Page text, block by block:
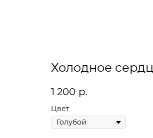
Холодное
1 200 р.
Цвет